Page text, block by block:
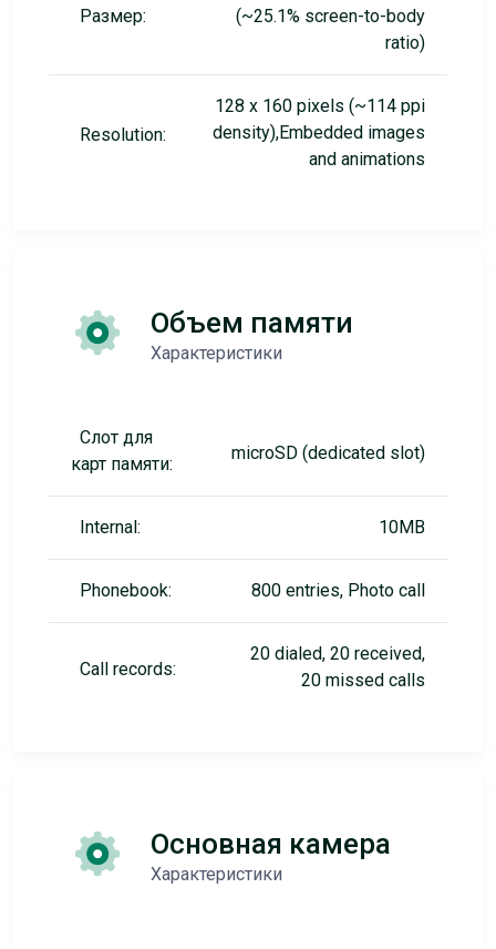
Размер:
(~25.1% screen-to-body
ratio)
Resolution:
128 x 160 pixels (~114 ppi
density),Embedded images
and animations
Объем памяти
Характеристики
Слот для
карт памяти:
microSD (dedicated slot)
Internal: 10MB
Phonebook: 800 entries, Photo call
Call records:
20 dialed, 20 received,
20 missed calls
Основная камера
Характеристики